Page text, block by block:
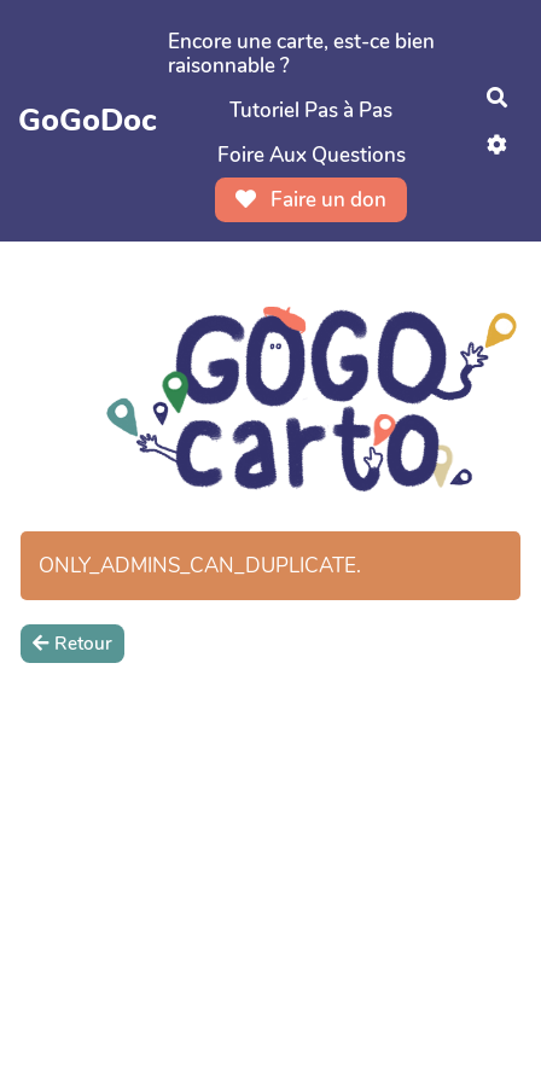
Aller au contenu principal
GoGoDoc
Encore une carte, est-ce bien
raisonnable ?
Tutoriel Pas à Pas
Foire Aux Questions
Faire un don
ONLY_ADMINS_CAN_DUPLICATE.
Retour